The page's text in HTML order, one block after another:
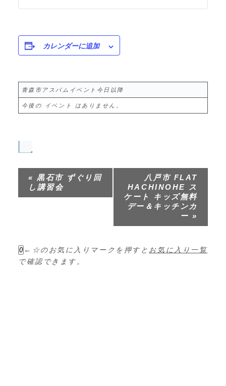
カレンダーに追加
青森市アスパムイベント今日以降
今後の イベント はありません。
イ
ベ
ン
ト
ー
シ
« 黒石市 ずぐり回
し講習会
八戸市 FLAT
HACHINOHE ス
ケート キッズ無料
デー＆キッチンカ
ー»
0 ←☆のお気に入りマークを押すと お気に入り一覧
で確認できます。